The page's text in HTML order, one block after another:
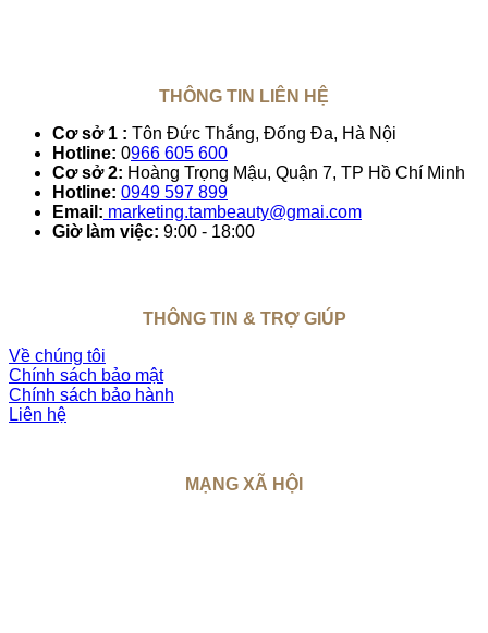
THÔNG TIN LIÊN HỆ
Cơ sở 1 : Tôn Đức Thắng, Đống Đa, Hà Nội
Hotline: 0966 605 600
Cơ sở 2: Hoàng Trọng Mậu, Quận 7, TP Hồ Chí Minh
Hotline: 0949 597 899
Email: marketing.tambeauty@gmai.com
Giờ làm việc: 9:00 - 18:00
THÔNG TIN & TRỢ GIÚP
Về chúng tôi
Chính sách bảo mật
Chính sách bảo hành
Liên hệ
MẠNG XÃ HỘI